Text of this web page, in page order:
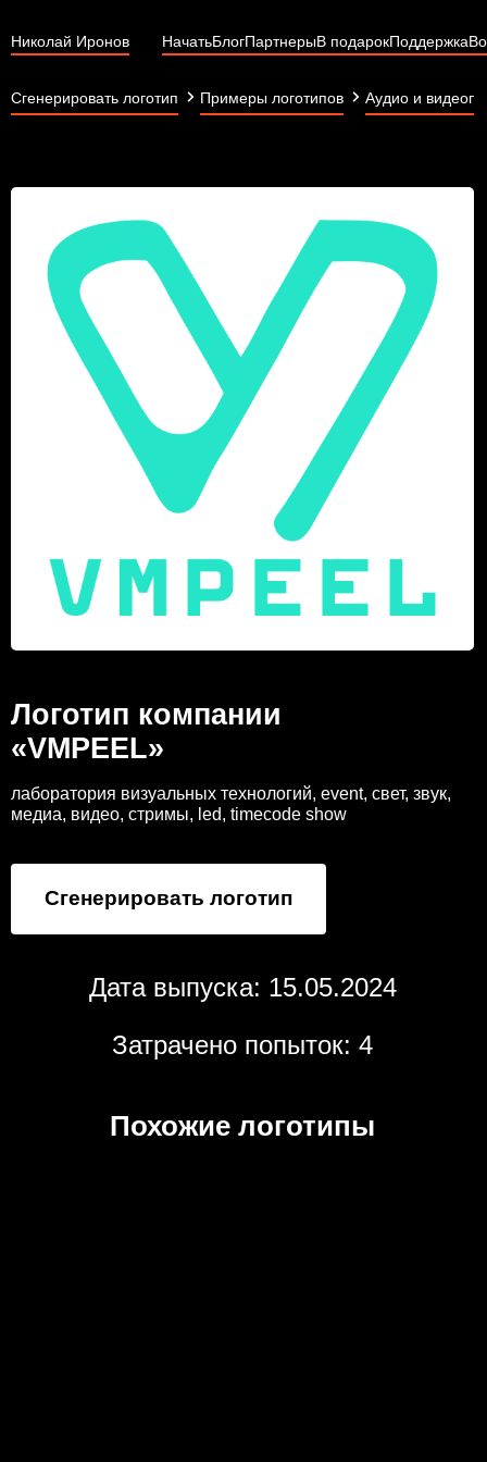
Николай Иронов НачатьБлогПартнерыВ подарокПоддержка
Сгенерировать логотип Примеры логотипов Аудио и
Логотип компании
«VMPEEL»
лаборатория визуальных технологий, event, свет, звук,
медиа, видео, стримы, led, timecode show
Сгенерировать логотип
Дата выпуска: 15.05.2024
Затрачено попыток: 4
Похожие логотипы